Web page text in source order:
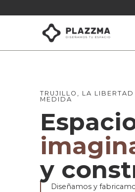
TRUJILLO, LA
MEDIDA
y
Diseñamos y